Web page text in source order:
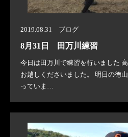
2019.08.31 ブログ
8月31日 田万川練習
今日は田万川で練習を行いました
お越しくださいました。 明日の徳
っていま…